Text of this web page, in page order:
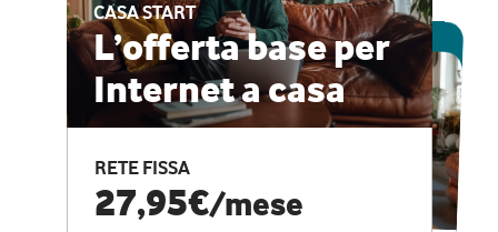
CASA START
L’offerta base per
Internet a casa
RETE FISSA
27,95€/mese
ESCLUSIVA ONLINE
CASA PRO
Internet veloce e
vantaggi speciali